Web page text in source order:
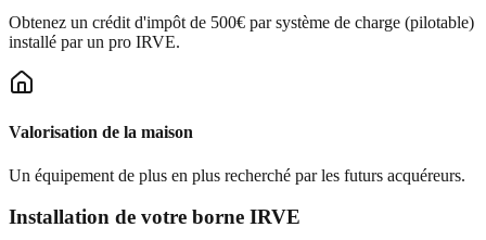
Obtenez un crédit d'impôt de 500€ par système de charge (pilotable)
installé par un pro IRVE.
Valorisation de la maison
Un équipement de plus en plus recherché par les futurs acquéreurs.
Installation de votre borne IRVE